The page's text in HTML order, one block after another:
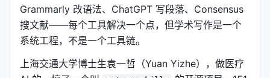
Grammarly 改语法、ChatGPT 写段落、Consensus
搜文献——每个工具解决一个点，但学术写作是一个
系统工程，不是一个工具链。
上海交通大学博士生袁一哲（Yuan Yizhe），做医疗